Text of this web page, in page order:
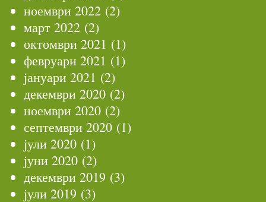
ноември 2022 (2)
март 2022 (2)
октомври 2021 (1)
февруари 2021 (1)
јануари 2021 (2)
декември 2020 (2)
ноември 2020 (2)
септември 2020 (1)
јули 2020 (1)
јуни 2020 (2)
декември 2019 (3)
јули 2019 (3)